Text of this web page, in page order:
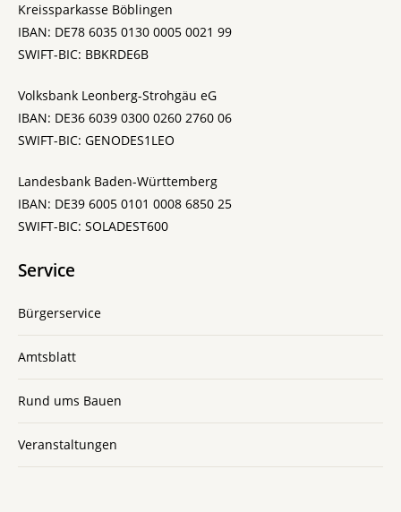
Kreissparkasse Böblingen
IBAN: DE78 6035 0130 0005 0021 99
SWIFT-BIC: BBKRDE6B
Volksbank Leonberg-Strohgäu eG
IBAN: DE36 6039 0300 0260 2760 06
SWIFT-BIC: GENODES1LEO
Landesbank Baden-Württemberg
IBAN: DE39 6005 0101 0008 6850 25
SWIFT-BIC: SOLADEST600
Service
Bürgerservice
Amtsblatt
Rund ums Bauen
Veranstaltungen